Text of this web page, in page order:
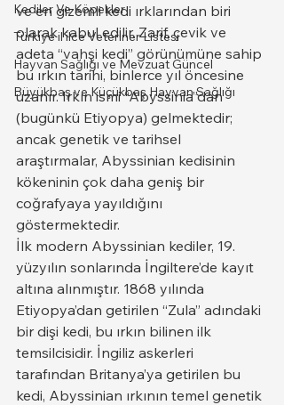
Kediler Ve Köpekler
Türkiye il ilce Veteriner Listesi
Hayvan Sağlığı ve Mevzuat Güncel
Büyükbaş ve Küçükbaş Hayvan Sağlığı
ve en gizemli kedi ırklarından biri
olarak kabul edilir. Zarif, çevik ve
adeta “vahşi kedi” görünümüne sahip
bu ırkın tarihi, binlerce yıl öncesine
uzanır. Irkın ismi “Abyssinia”dan
(bugünkü Etiyopya) gelmektedir;
ancak genetik ve tarihsel
araştırmalar, Abyssinian kedisinin
kökeninin çok daha geniş bir
coğrafyaya yayıldığını
göstermektedir.
İlk modern Abyssinian kediler, 19.
yüzyılın sonlarında İngiltere’de kayıt
altına alınmıştır. 1868 yılında
Etiyopya’dan getirilen “Zula” adındaki
bir dişi kedi, bu ırkın bilinen ilk
temsilcisidir. İngiliz askerleri
tarafından Britanya’ya getirilen bu
kedi, Abyssinian ırkının temel genetik